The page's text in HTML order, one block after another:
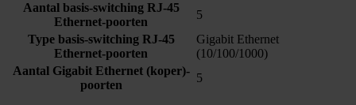
Aantal basis-switching RJ-45
Ethernet-poorten
5
Type basis-switching RJ-45
Ethernet-poorten
Gigabit Ethernet
(10/100/1000)
Aantal Gigabit Ethernet (koper)-
poorten
5